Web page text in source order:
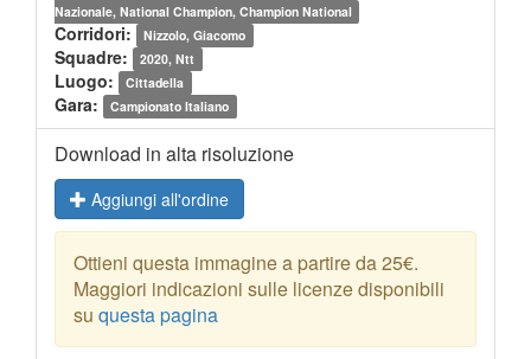
Nazionale, National Champion, Champion National
Corridori: Nizzolo, Giacomo
Squadre: 2020, Ntt
Luogo: Cittadella
Gara: Campionato Italiano
Download in alta risoluzione
Aggiungi all'ordine
Ottieni questa immagine a partire da 25€.
Maggiori indicazioni sulle licenze disponibili
su questa pagina